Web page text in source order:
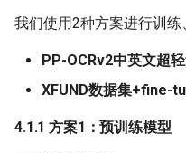
我们使用2种方案进行训练
PP-OCRv2中英文超
XFUND数据集+fine-
4.1.1 方案1：预训练模型